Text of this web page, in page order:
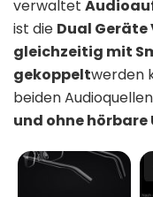
verwaltet
ist die Dual
gleichzeitig mit
gekoppeltwerden
beiden
und ohne